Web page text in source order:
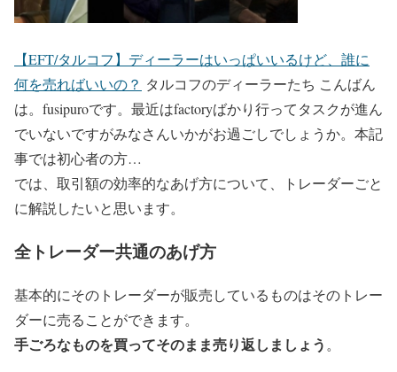
【EFT/タルコフ】ディーラーはいっぱいいるけど、誰に
何を売ればいいの？ タルコフのディーラーたち こんばん
は。fusipuroです。最近はfactoryばかり行ってタスクが進ん
でいないですがみなさんいかがお過ごしでしょうか。本記
事では初心者の方…
では、取引額の効率的なあげ方について、トレーダーごと
に解説したいと思います。
全トレーダー共通のあげ方
基本的にそのトレーダーが販売しているものはそのトレー
ダーに売ることができます。
手ごろなものを買ってそのまま売り返しましょう 。